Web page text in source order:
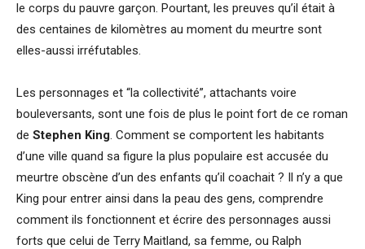
le corps du pauvre garçon. Pourtant, les preuves qu’il était à
des centaines de kilomètres au moment du meurtre sont
elles-aussi irréfutables.
Les personnages et “la collectivité”, attachants voire
bouleversants, sont une fois de plus le point fort de ce roman
de Stephen King. Comment se comportent les habitants
d’une ville quand sa figure la plus populaire est accusée du
meurtre obscène d’un des enfants qu’il coachait ? Il n’y a que
King pour entrer ainsi dans la peau des gens, comprendre
comment ils fonctionnent et écrire des personnages aussi
forts que celui de Terry Maitland, sa femme, ou Ralph